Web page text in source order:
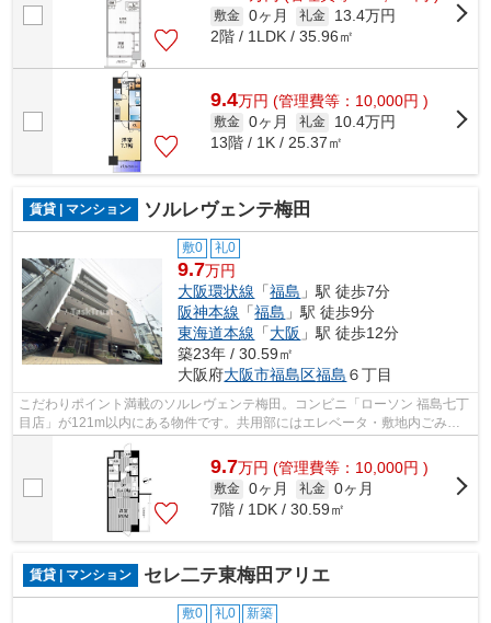
敷金 0ヶ月 礼金
13.4万円
2階 / 1LDK / 35.96㎡
9.4万円 (管理費等：10,000円 )
敷金 0ヶ月 礼金
10.4万円
13階 / 1K / 25.37㎡
賃貸 | マンション ソルレヴェンテ梅田
敷0 礼0
9.7万円
大阪環状線 「福島 」駅 徒歩7分
阪神本線 「福島 」駅 徒歩9分
東海道本線 「大阪 」駅 徒歩12分
築23年 / 30.59㎡
大阪府大阪市福島区福島 ６丁目
こだわりポイント満載のソルレヴェンテ梅田。コンビニ「ローソン 福島七丁
目店」が121m以内にある物件です。共用部にはエレベータ・敷地内ごみ置
き場などが揃っております。こちらの物...
9.7万円 (管理費等：10,000円 )
敷金 0ヶ月 礼金 0ヶ月
7階 / 1DK / 30.59㎡
賃貸 | マンション セレ二テ東梅田アリエ
敷0 礼0 新築